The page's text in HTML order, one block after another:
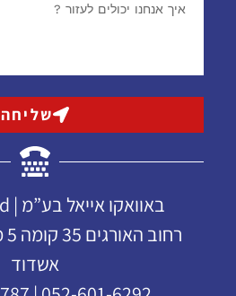
שליחה
באוואקו אייאל בע”מ | Bawaco il ltd
אשדוד